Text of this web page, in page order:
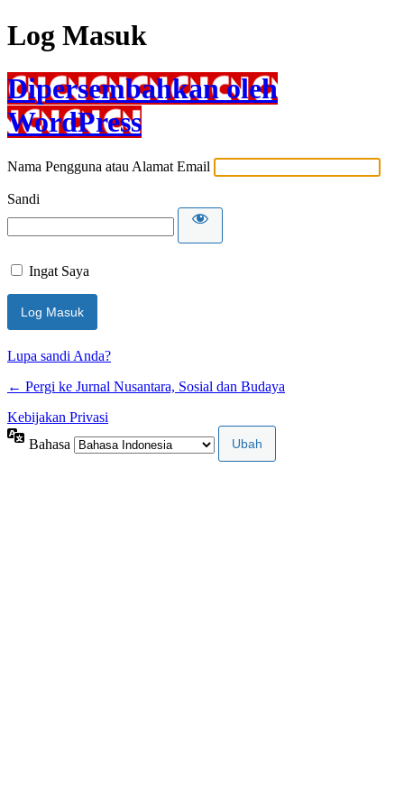
Log Masuk
Dipersembahkan oleh
WordPress
Nama Pengguna atau Alamat Email
Sandi
Ingat Saya
Lupa sandi Anda?
← Pergi ke Jurnal Nusantara, Sosial dan Budaya
Kebijakan Privasi
Bahasa